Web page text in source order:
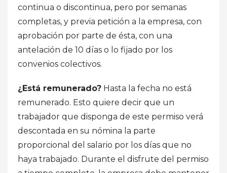
continua o discontinua, pero por semanas
completas, y previa petición a la empresa, con
aprobación por parte de ésta, con una
antelación de 10 días o lo fijado por los
convenios colectivos.
¿Está remunerado? Hasta la fecha no está
remunerado. Esto quiere decir que un
trabajador que disponga de este permiso verá
descontada en su nómina la parte
proporcional del salario por los días que no
haya trabajado. Durante el disfrute del permiso